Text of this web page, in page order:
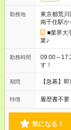
勤務地
東京都荒川
南千住駅
■業界大
業♪
勤務時間
09:00～
す！
期間 【急募】
特徴 履歴書不要
気になる！